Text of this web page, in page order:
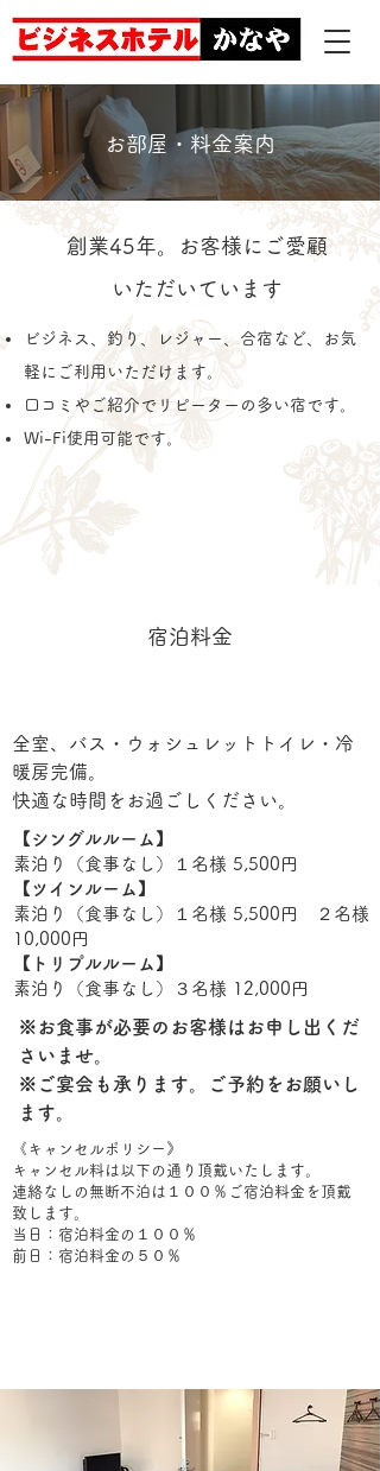
お部屋・料金案内
創業45年。お客様にご愛顧
いただいています
ビジネス、釣り、レジャー、合宿など、お気
軽にご利用いただけます。
口コミやご紹介でリピーターの多い宿です。
Wi-Fi使用可能です。
宿泊料金
全室、バス・ウォシュレットトイレ・冷
暖房完備。
快適な時間をお過ごしください。
【シングルルーム】
素泊り（食事なし）１名様 5,500円
【ツインルーム】
素泊り（食事なし）１名様 5,500円 ２名様
10,000円
【トリプルルーム】
素泊り（食事なし）３名様 12,000円
※お食事が必要のお客様はお申し出くだ
さいませ。
​​※ご宴会も承ります。ご予約をお願いし
ます。
《キャンセルポリシー》
キャンセル料は以下の通り頂戴いたします。
連絡なしの無断不泊は１００％ご宿泊料金を頂戴
致します。
当日：宿泊料金の１００％
前日：宿泊料金の５０％